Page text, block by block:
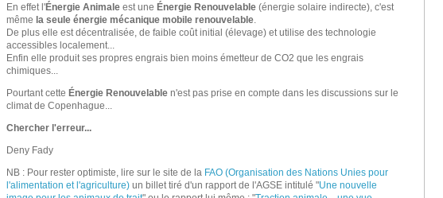
En effet l'Énergie Animale est une Énergie Renouvelable (énergie solaire indirecte), c'est
même la seule énergie mécanique mobile renouvelable.
De plus elle est décentralisée, de faible coût initial (élevage) et utilise des technologie
accessibles localement...
Enfin elle produit ses propres engrais bien moins émetteur de CO2 que les engrais
chimiques...
Pourtant cette Énergie Renouvelable n'est pas prise en compte dans les discussions sur le
climat de Copenhague...
Chercher l'erreur...
Deny Fady
NB : Pour rester optimiste, lire sur le site de la FAO (Organisation des Nations Unies pour
l'alimentation et l'agriculture) un billet tiré d'un rapport de l'AGSE intitulé "Une nouvelle